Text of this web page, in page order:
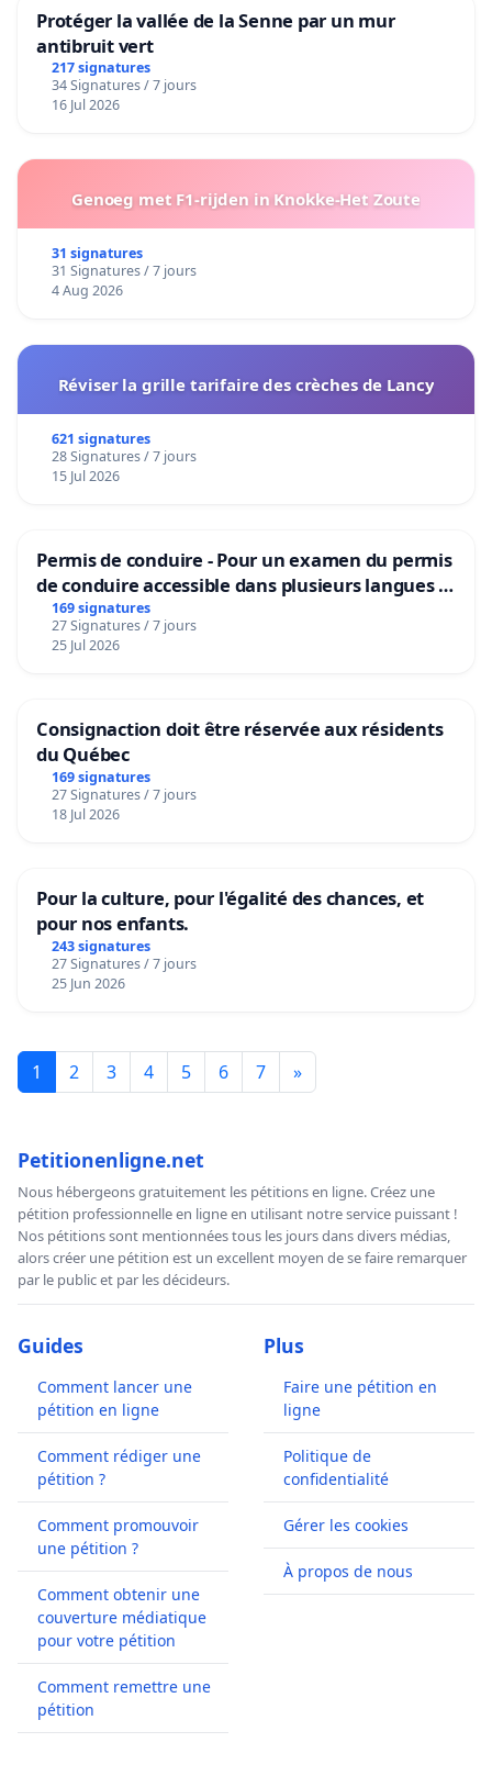
Protéger la vallée de la Senne par un mur
antibruit vert
217 signatures
34 Signatures / 7 jours
16 Jul 2026
Genoeg met F1-rijden in Knokke-Het Zoute
31 signatures
31 Signatures / 7 jours
4 Aug 2026
Réviser la grille tarifaire des crèches de Lancy
621 signatures
28 Signatures / 7 jours
15 Jul 2026
Permis de conduire - Pour un examen du permis
de conduire accessible dans plusieurs langues à
Bruxelles
169 signatures
27 Signatures / 7 jours
25 Jul 2026
Consignaction doit être réservée aux résidents
du Québec
169 signatures
27 Signatures / 7 jours
18 Jul 2026
Pour la culture, pour l'égalité des chances, et
pour nos enfants.
243 signatures
27 Signatures / 7 jours
25 Jun 2026
1 2 3 4 5 6 7 »
Petitionenligne.net
Nous hébergeons gratuitement les pétitions en ligne. Créez une
pétition professionnelle en ligne en utilisant notre service puissant !
Nos pétitions sont mentionnées tous les jours dans divers médias,
alors créer une pétition est un excellent moyen de se faire remarquer
par le public et par les décideurs.
Guides
Comment lancer une
pétition en ligne
Comment rédiger une
pétition ?
Comment promouvoir
une pétition ?
Comment obtenir une
couverture médiatique
pour votre pétition
Comment remettre une
pétition
Plus
Faire une pétition en
ligne
Politique de
confidentialité
Gérer les cookies
À propos de nous